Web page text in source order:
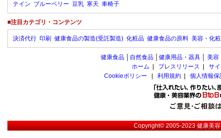
テイン ブルーベリー 豆乳 寒天 車椅子
■注目カテゴリ・コンテンツ
決済代行 印刷 健康食品の製造(受託製造) 化粧品 健康食品の原料 美容・化
健康食品 自然食品 健康用品・器具 美容
ホーム
プレスリリース
サ
Cookieポリシー
利用規約 個人情報
Copyright© 2005-2023健康美